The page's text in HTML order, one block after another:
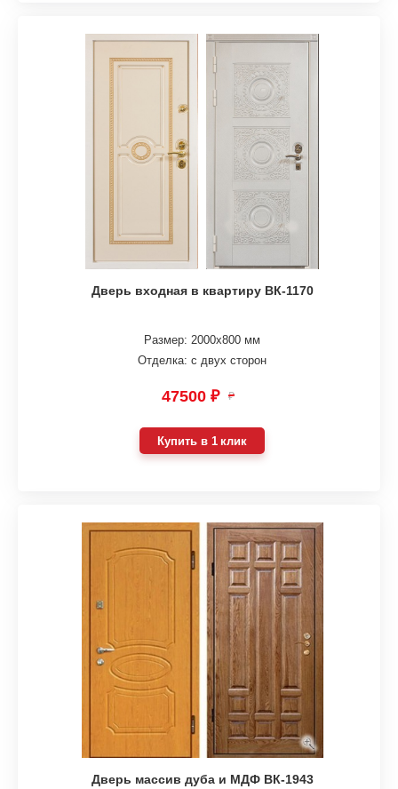
Дверь входная в квартиру ВК-1170
Размер: 2000х800 мм
Отделка: с двух сторон
47500 ₽ ₽
Купить в 1 клик
Дверь массив дуба и МДФ ВК-1943